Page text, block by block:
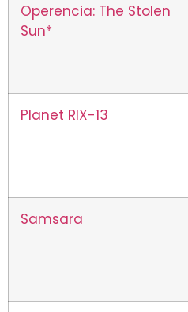
Operencia: The Stolen
Sun*
Planet RIX-13
Samsara